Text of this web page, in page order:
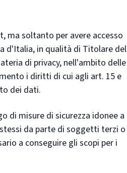
ma soltanto per avere accesso
d'Italia, in qualità di Titolare del
di privacy, nell'ambito delle
i diritti di cui agli art. 15 e
dei dati.
di misure di sicurezza idonee a
da parte di soggetti terzi o
a conseguire gli scopi per i